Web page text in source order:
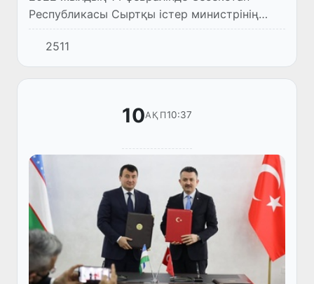
Республикасы Сыртқы істер министрінің
орынбасары Ғайрат Фозилов Түркияның
«Маориф» қорының басшысы Бирол
Акгунмен кездесті.
2511
10АҚП10:37